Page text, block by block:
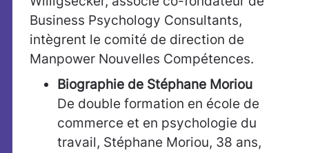
Business Psychology Consultants,
intègrent le comité de direction de
Manpower Nouvelles Compétences.
Biographie de Stéphane Moriou
De double formation en école de
commerce et en psychologie du
travail, Stéphane Moriou, 38 ans,